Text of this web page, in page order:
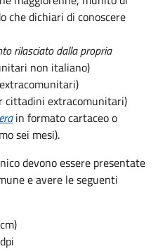
che dichiari di conoscere
rilasciato dalla propria
non italiano)
cittadini extracomunitari)
in formato cartaceo o
sei mesi).
devono essere presentate
e avere le seguenti